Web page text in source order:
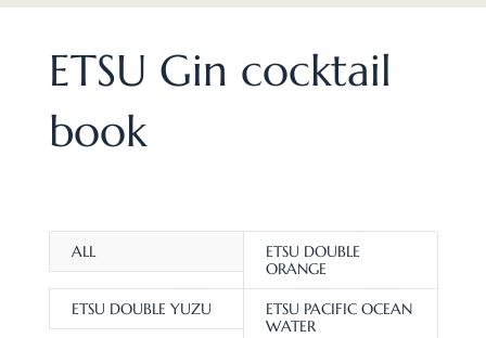
ETSU Gin cocktail
book
ALL
ETSU DOUBLE
ORANGE
ETSU DOUBLE YUZU
ETSU PACIFIC OCEAN
WATER